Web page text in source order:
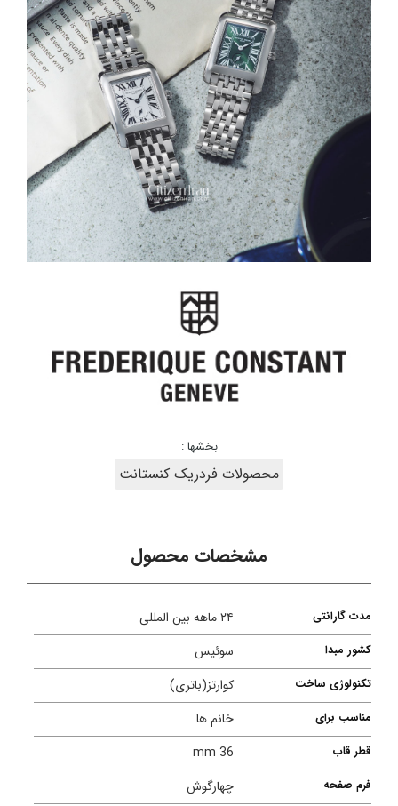
بخشها :
محصولات فردریک کنستانت
مشخصات محصول
مدت گارانتی ۲۴ ماهه بین المللی
کشور مبدا سوئیس
تکنولوژی ساخت کوارتز(باتری)
مناسب برای خانم ها
قطر قاب 36 mm
فرم صفحه چهارگوش